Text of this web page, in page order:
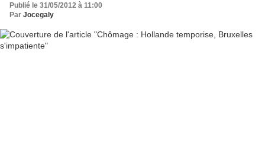
Publié le 31/05/2012 à 11:00
Par Jocegaly